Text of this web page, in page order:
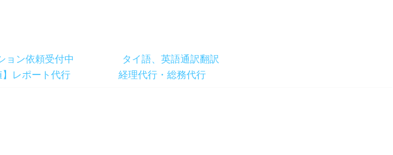
ョン依頼受付中
タイ語、英語通訳翻訳
】レポート代行 経理代行・総務代行